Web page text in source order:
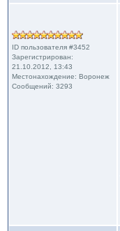
ID пользователя #3452
Зарегистрирован:
21.10.2012, 13:43
Местонахождение: Воронеж
Сообщений: 3293